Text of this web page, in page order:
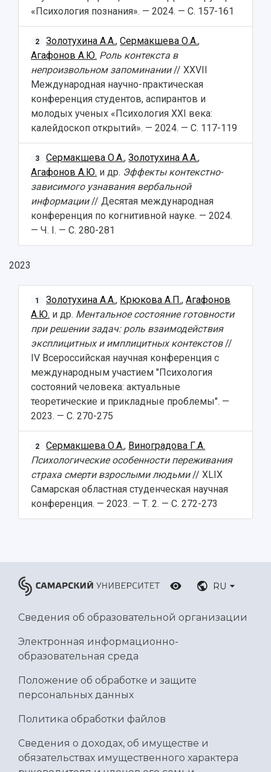
Структура университета
Институты и факультеты
Кафедры
Научные подразделения
Отделы и службы
Общественные организации
Институт искусственного интеллекта
Инжиниринговый центр
Аграрный карбоновый полигон
Архив
Фирменный стиль
Устойчивое развитие
Кампус
Учебный аэродром
Ботанический сад
Умный дом бабочек
Международный межвузовский кампус
Сведения об образовательной организации
Официальные документы
Просветительский проект "Одержимы
Стипендии
Тестирование иностранных граждан на
знание русского языка, истории России и
основ законодательства РФ
Платные образовательные услуги
Скидки на обучение
Подготовительные курсы
Библиотека
Видеолекции
Противодействие COVID-19
Структурная схема управления научно-
исследовательской деятельностью
Материальная база
Подразделения научного обслуживания
Организационные документы
Результаты научно-исследовательской
деятельности
Научно-технические разработки
Областной конкурс "Молодой учёный"
Отчеты о научно-исследовательской
деятельности
Журналы Самарского университета
Научные конференции
Патенты
«Психология познания». — 2024. — С. 157-161
2 Золотухина А.А.,Сермакшева О.А.,
Агафонов А.Ю. Роль контекста в
непроизвольном запоминании// XXVII
Международная научно-практическая
конференция студентов, аспирантов и
молодых ученых «Психология XXI века:
калейдоскоп открытий». — 2024. — С. 117-119
3 Сермакшева О.А.,Золотухина А.А.,
Агафонов А.Ю. и др. Эффекты контекстно-
зависимого узнавания вербальной
информации// Десятая международная
конференция по когнитивной науке. — 2024.
— Ч. I. — С. 280-281
2023
1 Золотухина А.А., Крюкова А.П.,Агафонов
А.Ю. и др. Ментальное состояние готовности
при решении задач: роль взаимодействия
эксплицитных и имплицитных контекстов//
IV Всероссийская научная конференция с
международным участием "Психология
состояний человека: актуальные
теоретические и прикладные проблемы". —
2023. — С. 270-275
2 Сермакшева О.А., Виноградова Г.А.
Психологические особенности переживания
страха смерти взрослыми людьми// ХLIX
Самарская областная студенческая научная
конференция. — 2023. — Т. 2. — С. 272-273
RU
Сведения об образовательной организации
Электронная информационно-
образовательная среда
Положение об обработке и защите
персональных данных
Политика обработки файлов
Сведения о доходах, об имуществе и
обязательствах имущественного характера